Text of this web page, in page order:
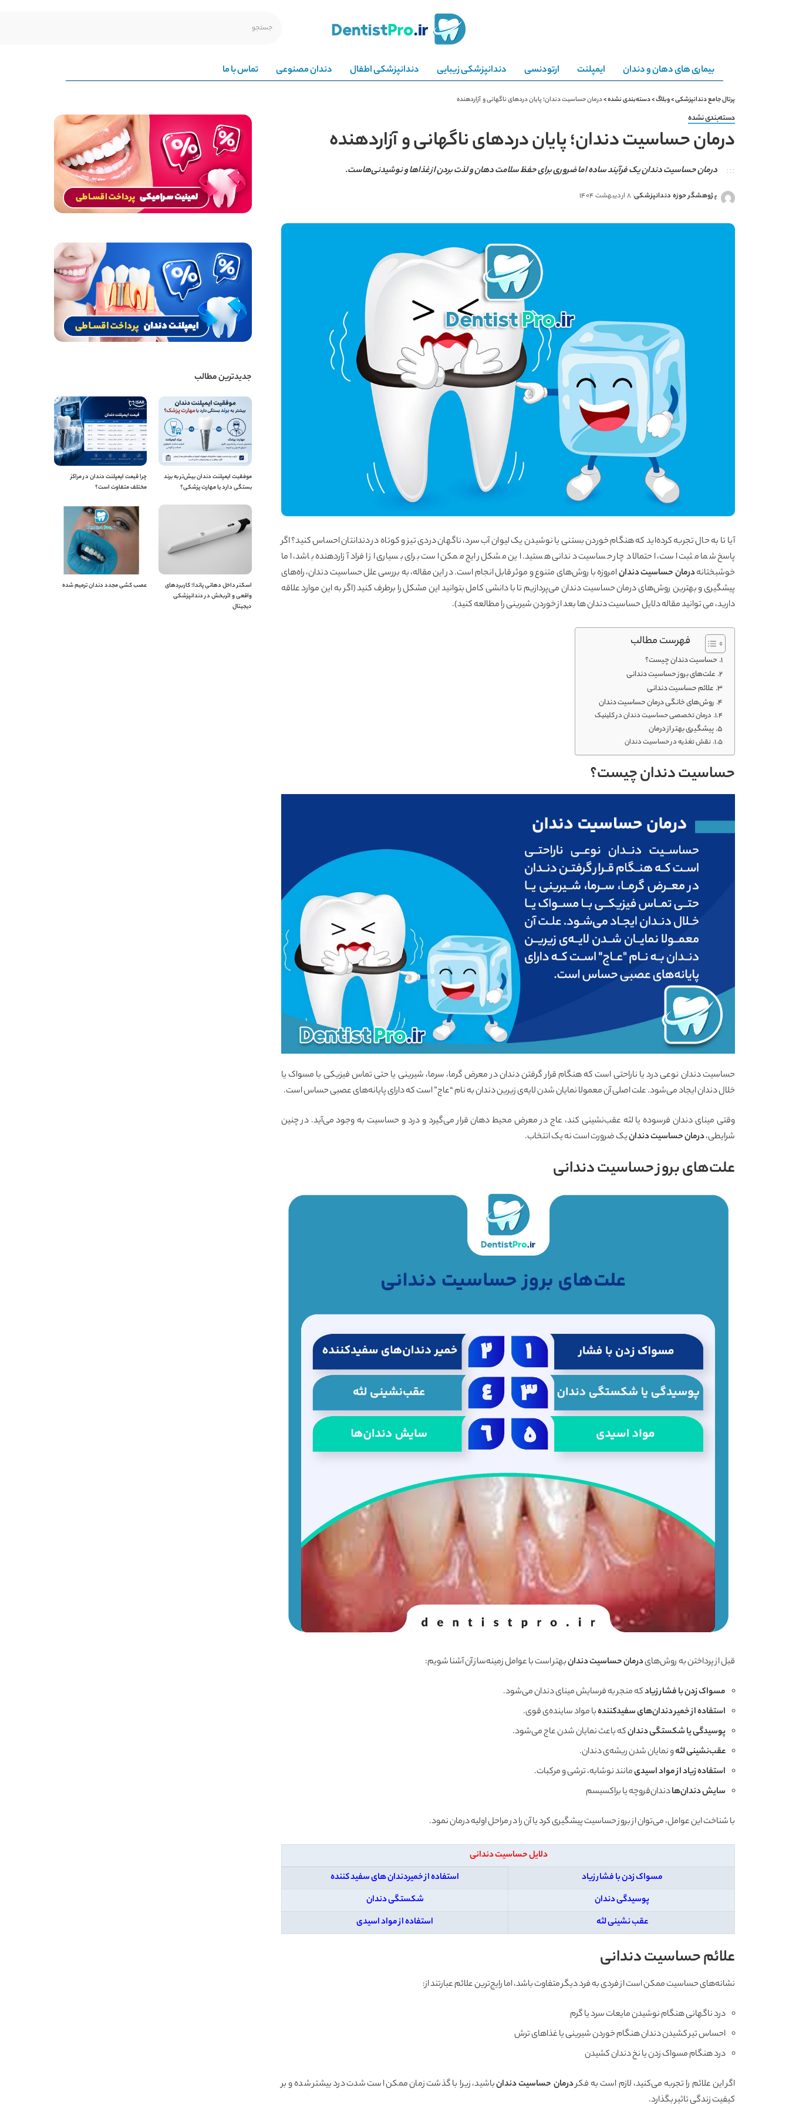
بیماری های دهان و دندان ایمپلنت ارتودنسی دندانپزشکی زیبایی دندانپزشکی اطفال دندان مصنوعی تماس با ما
پرتال جامع دندانپزشکی>وبلاگ>دسته‌بندی نشده>درمان حساسیت دندان؛ پایان دردهای ناگهانی و آزاردهنده
دسته‌بندی نشده
درمان حساسیت دندان؛ پایان دردهای ناگهانی و آزاردهنده
درمان حساسیت دندان یک فرآیند ساده اما ضروری برای حفظ سلامت دهان و لذت بردن از غذاها و نوشیدنی‌هاست.
پژوهشگر حوزه دندانپزشکی 8 اردیبهشت 1404
آیا تا به حال تجربه کرده‌اید که هنگام خوردن بستنی یا نوشیدن یک لیوان آب سرد، ناگهان دردی تیز و کوتاه در دندانتان احساس کنید؟ اگر
پاسخ شما مثبت است، احتمالا دچار حساسیت دندانی هستید. این مشکل رایج ممکن است برای بسیاری از افراد آزاردهنده باشد، اما
خوشبختانهدرمان حساسیت دندانامروزه با روش‌های متنوع و موثر قابل انجام است. در این مقاله، به بررسی علل حساسیت دندان، راه‌های
پیشگیری و بهترین روش‌های درمان حساسیت دندان می‌پردازیم تا با دانشی کامل بتوانید این مشکل را برطرف کنید (اگر به این موارد علاقه
دارید، می توانید مقالهدلایل حساسیت دندان ها بعد از خوردن شیرینیرا مطالعه کنید).
فهرست مطالب
حساسیت دندان چیست؟
علت‌های بروز حساسیت دندانی
علائم حساسیت دندانی
روش‌های خانگی درمان حساسیت دندان
درمان تخصصی حساسیت دندان در کلینیک
پیشگیری بهتر از درمان
نقش تغذیه در حساسیت دندان
حساسیت دندان چیست؟
حساسیت دندان نوعی درد یا ناراحتی است که هنگام قرار گرفتن دندان در معرض گرما، سرما، شیرینی یا حتی تماس فیزیکی با مسواک یا
خلال دندان ایجاد می‌شود. علت اصلی آن معمولا نمایان شدن لایه‌ی زیرین دندان به نام “عاج” است که دارای پایانه‌های عصبی حساس است.
وقتی مینای دندان فرسوده یا لثه عقب‌نشینی کند، عاج در معرض محیط دهان قرار می‌گیرد و درد و حساسیت به وجود می‌آید. در چنین
شرایطی،درمان حساسیت دندانیک ضرورت است نه یک انتخاب.
علت‌های بروز حساسیت دندانی
قبل از پرداختن به روش‌هایدرمان حساسیت دندانبهتر است با عوامل زمینه‌ساز آن آشنا شویم:
مسواک زدن با فشار زیادکه منجر به فرسایش مینای دندان می‌شود.
استفاده از خمیر دندان‌های سفیدکنندهبا مواد ساینده‌ی قوی.
پوسیدگی یا شکستگی دندانکه باعث نمایان شدن عاج می‌شود.
عقب‌نشینی لثهو نمایان شدن ریشه‌ی دندان.
استفاده زیاد از مواد اسیدیمانند نوشابه، ترشی و مرکبات.
سایش دندان‌هادندان‌قروچه یا براکسیسم
با شناخت این عوامل، می‌توان از بروز حساسیت پیشگیری کرد یا آن را در مراحل اولیه درمان نمود.
دلایل حساسیت دندانی
مسواک زدن با فشار زیاد
استفاده از خمیردندان های سفید کننده
پوسیدگی دندان
شکستگی دندان
عقب نشینی لثه
استفاده از مواد اسیدی
علائم حساسیت دندانی
نشانه‌های حساسیت ممکن است از فردی به فرد دیگر متفاوت باشد، اما رایج‌ترین علائم عبارتند از:
درد ناگهانی هنگام نوشیدن مایعات سرد یا گرم
احساس تیر کشیدن دندان هنگام خوردن شیرینی یا غذاهای ترش
درد هنگام مسواک زدن یا نخ دندان کشیدن
اگر این علائم را تجربه می‌کنید، لازم است به فکردرمان حساسیت دندانباشید، زیرا با گذشت زمان ممکن است شدت درد بیشتر شده و بر
کیفیت زندگی تاثیر بگذارد.
جدیدترین مطالب
موفقیت ایمپلنت دندان بیش‌تر به برند
بستگی دارد یا مهارت پزشکی؟
چرا قیمت ایمپلنت دندان در مراکز
مختلف متفاوت است؟
اسکنر داخل دهانی پاندا؛ کاربردهای
واقعی و اثربخش در دندانپزشکی
دیجیتال
عصب کشی مجدد دندان ترمیم شده